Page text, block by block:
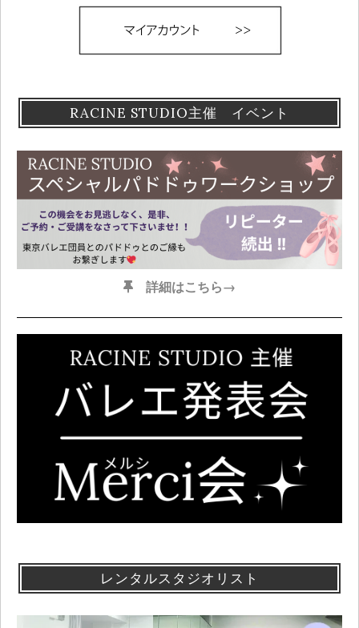
RACINE STUDIO主催 イベント
詳細はこちら→
レンタルスタジオリスト